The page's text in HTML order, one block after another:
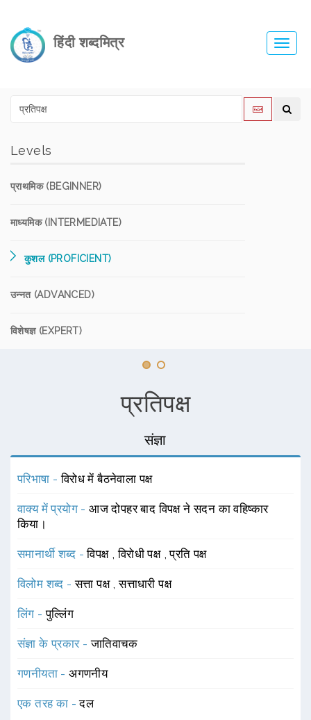
हिंदी शब्दमित्र
Levels
प्राथमिक (BEGINNER)
माध्यमिक (INTERMEDIATE)
कुशल (PROFICIENT)
उन्नत (ADVANCED)
विशेषज्ञ (EXPERT)
प्रतिपक्ष
संज्ञा
परिभाषा -विरोध में बैठनेवाला पक्ष
वाक्य में प्रयोग -आज दोपहर बाद विपक्ष ने सदन का वहिष्कार
किया।
समानार्थी शब्द -विपक्ष ,विरोधी पक्ष ,प्रति पक्ष
विलोम शब्द -सत्ता पक्ष ,सत्ताधारी पक्ष
लिंग -पुल्लिंग
संज्ञा के प्रकार -जातिवाचक
गणनीयता -अगणनीय
एक तरह का -दल